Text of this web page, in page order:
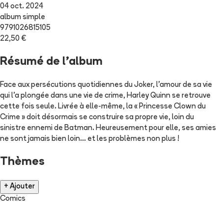
04 oct. 2024
album simple
9791026815105
22,50 €
Résumé de l'album
Face aux persécutions quotidiennes du Joker, l’amour de sa vie
qui l’a plongée dans une vie de crime, Harley Quinn se retrouve
cette fois seule. Livrée à elle-même, la « Princesse Clown du
Crime » doit désormais se construire sa propre vie, loin du
sinistre ennemi de Batman. Heureusement pour elle, ses amies
ne sont jamais bien loin… et les problèmes non plus !
Thèmes
+ Ajouter
Comics